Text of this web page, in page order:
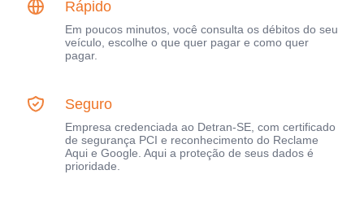
Rápido
Em poucos minutos, você consulta os débitos do seu
veículo, escolhe o que quer pagar e como quer
pagar.
Seguro
Empresa credenciada ao Detran-SE, com certificado
de segurança PCI e reconhecimento do Reclame
Aqui e Google. Aqui a proteção de seus dados é
prioridade.